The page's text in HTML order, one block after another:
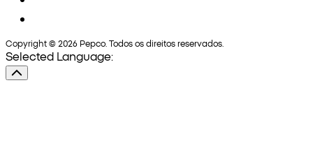
Copyright © 2026 Pepco. Todos os direitos reservados.
Selected Language: